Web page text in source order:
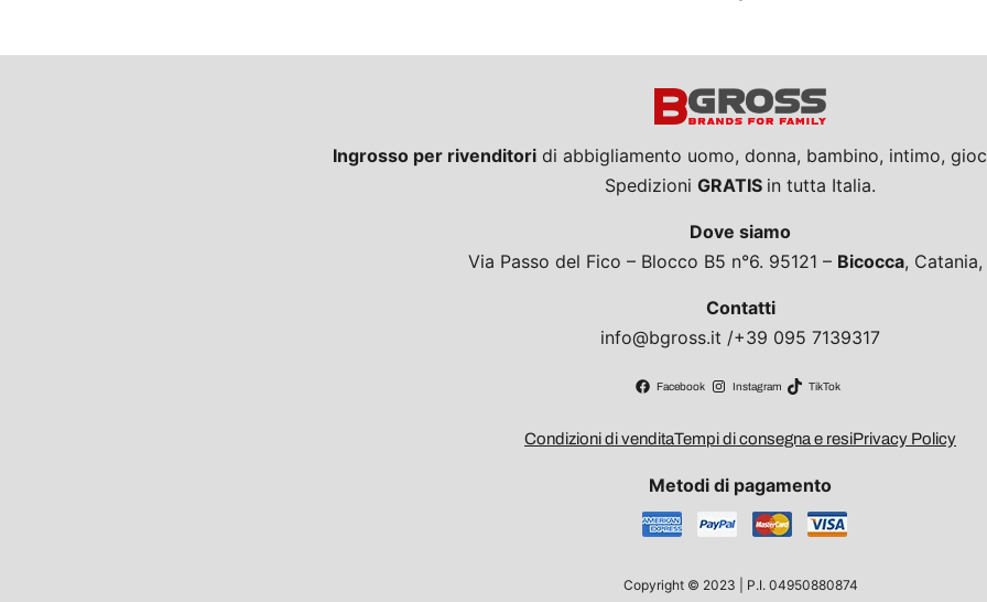
Ingrosso per rivenditori di abbigliamento uomo, donna, bambino, intimo,
Spedizioni GRATIS in tutta Italia.
Dove siamo
Via Passo del Fico – Blocco B5 n°6. 95121 – Bicocca,
Contatti
info@bgross.it /+39 095 7139317
Facebook Instagram TikTok
Condizioni di venditaTempi di consegna e resiPrivacy Policy
Metodi di pagamento
Copyright © 2023 | P.I. 04950880874